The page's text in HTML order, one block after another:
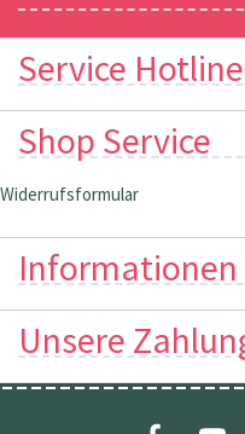
Service Hotline
Shop Service
Widerrufsformular
Informationen
Unsere